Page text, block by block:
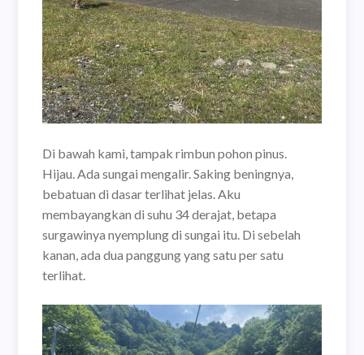
Di bawah kami, tampak rimbun pohon pinus.
Hijau. Ada sungai mengalir. Saking beningnya,
bebatuan di dasar terlihat jelas. Aku
membayangkan di suhu 34 derajat, betapa
surgawinya nyemplung di sungai itu. Di sebelah
kanan, ada dua panggung yang satu per satu
terlihat.